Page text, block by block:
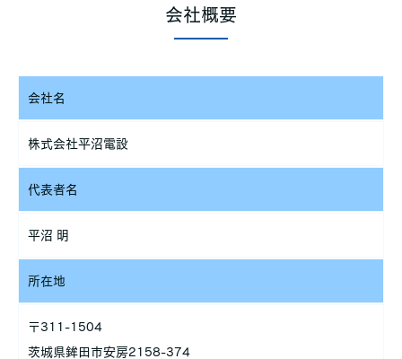
厳重な管理を行ないます。
付に利用いたします。
個人情報の第三者への開示・提供の禁止
のいずれかに該当する場合を除き、個人情報を第三者に開示いた
しません。
・お客さまの同意がある場合
託する業者に対して開示する場合
当社は、個人情報の正確性及び安全性確保のために、セキュリテ
ィに万全の対策を講じています。
会社概要
会社名
株式会社平沼電設
代表者名
平沼 明
所在地
〒311-1504
茨城県鉾田市安房2158-374